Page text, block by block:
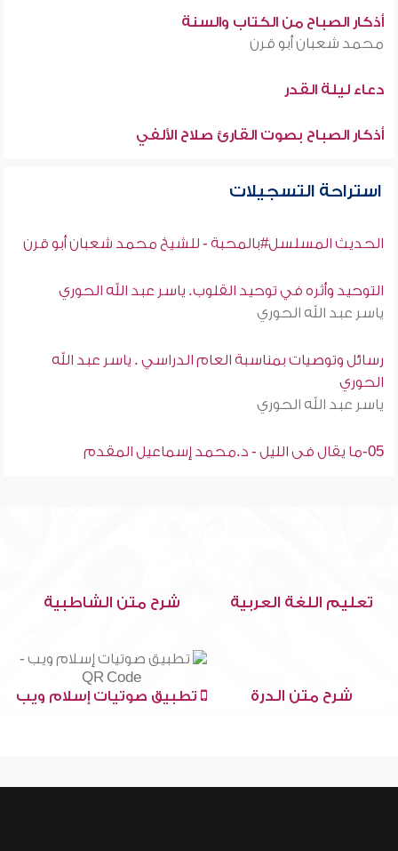
أذكار الصباح من الكتاب والسنة
محمد شعبان أبو قرن
دعاء ليلة القدر
أذكار الصباح بصوت القارئ صلاح الألفي
استراحة التسجيلات
الحديث المسلسل#بالمحبة - للشيخ محمد شعبان أبو قرن
التوحيد وأثره في توحيد القلوب. ياسر عبد الله الحوري
ياسر عبد الله الحوري
رسائل وتوصيات بمناسبة العام الدراسي . ياسر عبد الله
الحوري
ياسر عبد الله الحوري
05-ما يقال فى الليل - د.محمد إسماعيل المقدم
تعليم اللغة العربية شرح متن الشاطبية
شرح متن الدرة تطبيق صوتيات إسلام ويب